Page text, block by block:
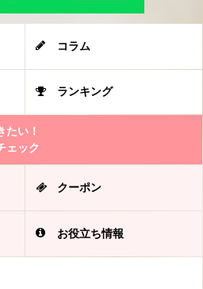
コラム
ランキング
たい！
ェック
クーポン
お役立ち情報